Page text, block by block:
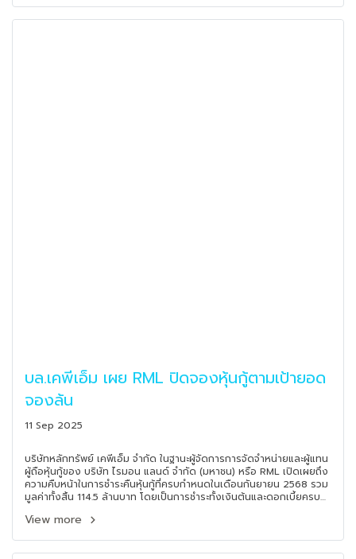
บล.เคพีเอ็ม เผย RML ปิดจองหุ้นกู้ตามเป้ายอด
จองล้น
11 Sep 2025
บริษัทหลักทรัพย์ เคพีเอ็ม จำกัด ในฐานะผู้จัดการการจัดจำหน่ายและผู้แทน
ผู้ถือหุ้นกู้ของ บริษัท ไรมอน แลนด์ จำกัด (มหาชน) หรือ RML เปิดเผยถึง
ความคืบหน้าในการชำระคืนหุ้นกู้ที่ครบกำหนดในเดือนกันยายน 2568 รวม
มูลค่าทั้งสิ้น 114.5 ล้านบาท โดยเป็นการชำระทั้งเงินต้นและดอกเบี้ยครบ
จำนวน 2ชุด ซึ่งเปิดเสนอขายต่อผู้ลงทุนในช่วงเวลาเดียวกัน สามารถ
View more